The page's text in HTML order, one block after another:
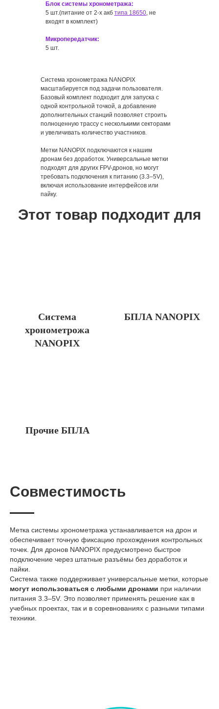
Блок системы хронометража:
5 шт.(питание от 2-х акб типа 18650, не
входят в комплект)
Микропередатчик:
5 шт.
Система хронометража NANOPIX
масштабируется под задачи пользователя.
Базовый комплект подходит для запуска с
одной контрольной точкой, а добавление
дополнительных станций позволяет строить
полноценную трассу с несколькими секторами
и увеличивать количество участников.
Метки NANOPIX подключаются к нашим
дронам без доработок. Универсальные метки
подходят для других FPV-дронов, но могут
требовать подключения к питанию (3.3–5V),
включая использование интерфейсов или
пайку.
Этот товар подходит для
Система
хронометрожа
NANOPIX
БПЛА NANOPIX
Прочие БПЛА
Совместимость
Метка системы хронометража устанавливается на дрон и
обеспечивает точную фиксацию прохождения контрольных
точек. Для дронов NANOPIX предусмотрено быстрое
подключение через штатные разъёмы без доработок и
пайки.
Система также поддерживает универсальные метки, которые
могут использоваться с любыми дронами при наличии
питания 3.3–5V. Это позволяет применять решение как в
учебных проектах, так и в соревнованиях с разными типами
техники.